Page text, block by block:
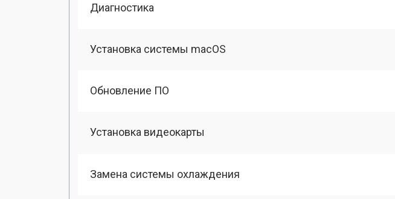
Диагностика
Установка системы macOS
Обновление ПО
Установка видеокарты
Замена системы охлаждения